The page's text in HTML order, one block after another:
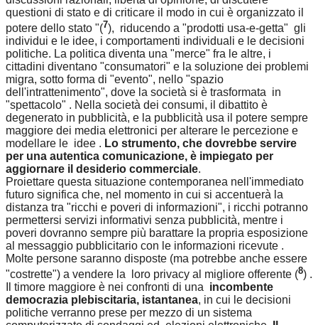
questioni di stato e di criticare il modo in cui è organizzato il
potere dello stato "(7), riducendo a "prodotti usa-e-getta" gli
individui e le idee, i comportamenti individuali e le decisioni
politiche. La politica diventa una "merce" fra le altre, i
cittadini diventano "consumatori" e la soluzione dei problemi
migra, sotto forma di "evento", nello "spazio
dell'intrattenimento", dove la società si è trasformata in
"spettacolo" . Nella società dei consumi, il dibattito è
degenerato in pubblicità, e la pubblicità usa il potere sempre
maggiore dei media elettronici per alterare le percezione e
modellare le idee . Lo strumento, che dovrebbe servire
per una autentica comunicazione, è impiegato per
aggiornare il desiderio commerciale.
Proiettare questa situazione contemporanea nell'immediato
futuro significa che, nel momento in cui si accentuerà la
distanza tra "ricchi e poveri di informazioni", i ricchi potranno
permettersi servizi informativi senza pubblicità, mentre i
poveri dovranno sempre più barattare la propria esposizione
al messaggio pubblicitario con le informazioni ricevute .
Molte persone saranno disposte (ma potrebbe anche essere
"costrette") a vendere la loro privacy al migliore offerente (8) .
Il timore maggiore è nei confronti di una incombente
democrazia plebiscitaria, istantanea, in cui le decisioni
politiche verranno prese per mezzo di un sistema